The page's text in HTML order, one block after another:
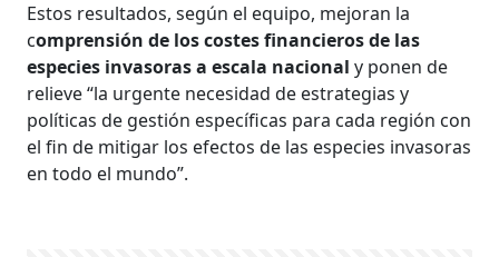
Estos resultados, según el equipo, mejoran la
comprensión de los costes financieros de las
especies invasoras a escala nacionaly ponen de
relieve “la urgente necesidad de estrategias y
políticas de gestión específicas para cada región con
el fin de mitigar los efectos de las especies invasoras
en todo el mundo”.